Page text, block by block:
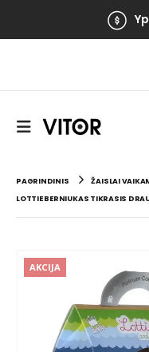
PAGRINDINIS ŽAISLAI
LOTTIE BERNIUKAS TIKRASIS
AKCIJA